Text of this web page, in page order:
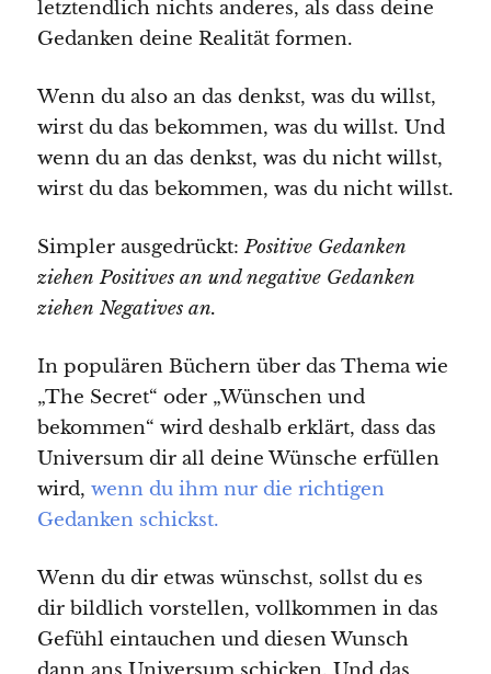
letztendlich nichts anderes, als dass deine
Gedanken deine Realität formen.
Wenn du also an das denkst, was du willst,
wirst du das bekommen, was du willst. Und
wenn du an das denkst, was du nicht willst,
wirst du das bekommen, was du nicht willst.
Simpler ausgedrückt:Positive Gedanken
ziehen Positives an und negative Gedanken
ziehen Negatives an.
In populären Büchern über das Thema wie
„The Secret“ oder „Wünschen und
bekommen“ wird deshalb erklärt, dass das
Universum dir all deine Wünsche erfüllen
wird, wenn du ihm nur die richtigen
Gedanken schickst.
Wenn du dir etwas wünschst, sollst du es
dir bildlich vorstellen, vollkommen in das
Gefühl eintauchen und diesen Wunsch